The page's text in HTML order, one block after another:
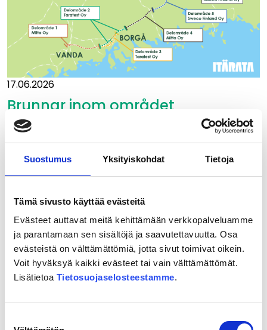
Suostumus Yksityiskohdat Tietoja
Tämä sivusto käyttää evästeitä
Evästeet auttavat meitä kehittämään verkkopalveluamme
ja parantamaan sen sisältöjä ja saavutettavuutta. Osa
evästeistä on välttämättömiä, jotta sivut toimivat oikein.
Voit hyväksyä kaikki evästeet tai vain välttämättömät.
Lisätietoa Tietosuojaselosteestamme.
17.06.2026
Brunnar inom området
för Östbanan kartläggs
brunnar i slutet av juni som en del av
utredningsplanfasen. Kartläggningarna
utförs av Field
Läs mera
Brunnar
inom
området